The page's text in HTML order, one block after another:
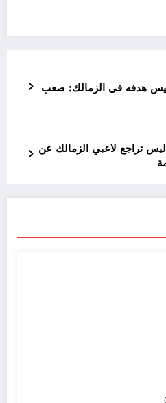
هدفه فى الزمالك: صعب
تراجع لاعبي الزمالك عن